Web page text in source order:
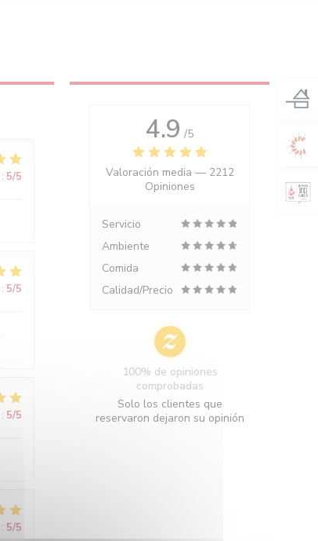
: 5/5
: 5/5
: 5/5
: 5/5
4.9 /5
Valoración media — 2212
Opiniones
Servicio
Ambiente
Comida
Calidad/Precio
100% de opiniones
comprobadas
Solo los clientes que
reservaron dejaron su opinión